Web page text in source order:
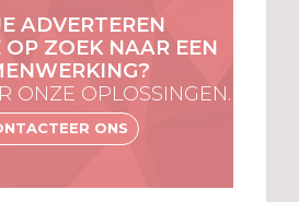
ADVERTEREN
OP ZOEK NAAR EEN
ONZE OPLOSSINGEN.
ONS